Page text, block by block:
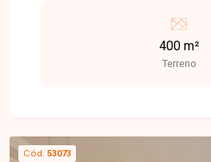
opção para quem busca
O imóvel possui 400 m² de
localizado dentro do bairro,
informações!
400 m²
Terreno
Cód. 53073